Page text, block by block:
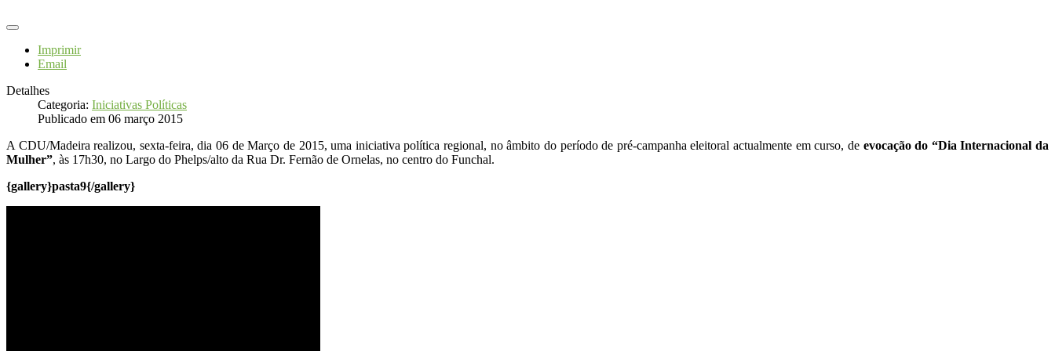
Imprimir
Email
Detalhes
Categoria: Iniciativas Políticas
Publicado em 06 março 2015
A CDU/Madeira realizou, sexta-feira, dia 06 de Março de 2015, uma iniciativa política regional, no âmbito do período de pré-campanha eleitoral actualmente em curso, de evocação do “Dia Internacional da
Mulher”, às 17h30, no Largo do Phelps/alto da Rua Dr. Fernão de Ornelas, no centro do Funchal.
{gallery}pasta9{/gallery}